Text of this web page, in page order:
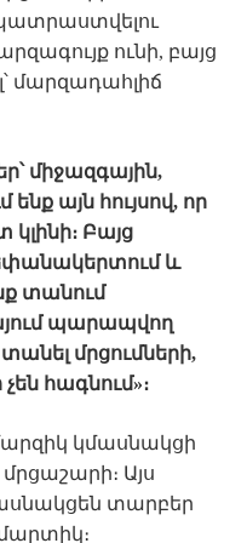
ունի, բայց
մարզադահլիճ
միջազգային,
այն հույսով, որ
Բայց
և
տանում
պարապվող
մրցումների,
հագնում»։
կմասնակցի
Այս
տարբեր